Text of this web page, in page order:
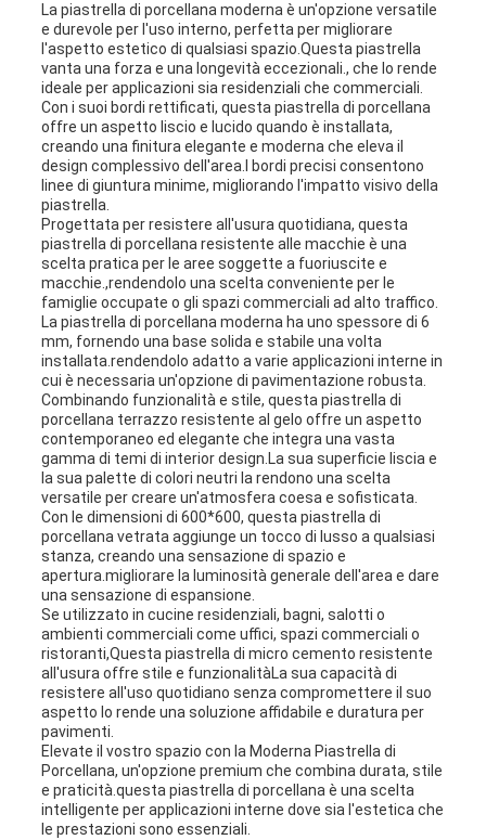
La piastrella di porcellana moderna è un'opzione versatile
e durevole per l'uso interno, perfetta per migliorare
l'aspetto estetico di qualsiasi spazio.Questa piastrella
vanta una forza e una longevità eccezionali., che lo rende
ideale per applicazioni sia residenziali che commerciali.
Con i suoi bordi rettificati, questa piastrella di porcellana
offre un aspetto liscio e lucido quando è installata,
creando una finitura elegante e moderna che eleva il
design complessivo dell'area.I bordi precisi consentono
linee di giuntura minime, migliorando l'impatto visivo della
piastrella.
Progettata per resistere all'usura quotidiana, questa
piastrella di porcellana resistente alle macchie è una
scelta pratica per le aree soggette a fuoriuscite e
macchie.,rendendolo una scelta conveniente per le
famiglie occupate o gli spazi commerciali ad alto traffico.
La piastrella di porcellana moderna ha uno spessore di 6
mm, fornendo una base solida e stabile una volta
installata.rendendolo adatto a varie applicazioni interne in
cui è necessaria un'opzione di pavimentazione robusta.
Combinando funzionalità e stile, questa piastrella di
porcellana terrazzo resistente al gelo offre un aspetto
contemporaneo ed elegante che integra una vasta
gamma di temi di interior design.La sua superficie liscia e
la sua palette di colori neutri la rendono una scelta
versatile per creare un'atmosfera coesa e sofisticata.
Con le dimensioni di 600*600, questa piastrella di
porcellana vetrata aggiunge un tocco di lusso a qualsiasi
stanza, creando una sensazione di spazio e
apertura.migliorare la luminosità generale dell'area e dare
una sensazione di espansione.
Se utilizzato in cucine residenziali, bagni, salotti o
ambienti commerciali come uffici, spazi commerciali o
ristoranti,Questa piastrella di micro cemento resistente
all'usura offre stile e funzionalitàLa sua capacità di
resistere all'uso quotidiano senza compromettere il suo
aspetto lo rende una soluzione affidabile e duratura per
pavimenti.
Elevate il vostro spazio con la Moderna Piastrella di
Porcellana, un'opzione premium che combina durata, stile
e praticità.questa piastrella di porcellana è una scelta
intelligente per applicazioni interne dove sia l'estetica che
le prestazioni sono essenziali.